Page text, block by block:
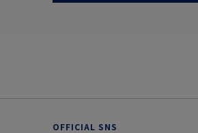
OFFICIAL SNS